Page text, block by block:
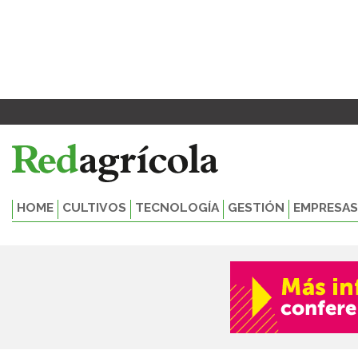
HOME CULTIVOS TECNOLOGÍA GESTIÓN EMPRESAS